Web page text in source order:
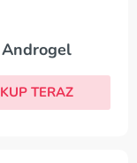
Androgel
KUP TERAZ